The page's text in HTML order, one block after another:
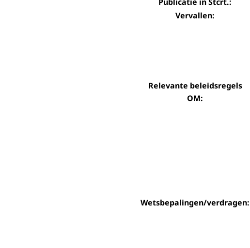
Vervallen:
Relevante beleidsregels
OM:
Wetsbepalingen/verdragen: